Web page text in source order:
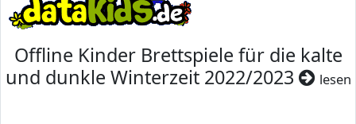
Offline Kinder Brettspiele für die kalte
und dunkle Winterzeit 2022/2023
lesen